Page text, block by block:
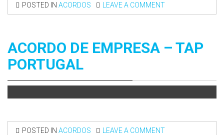
POSTED IN ACORDOS LEAVE A COMMENT
ACORDO DE EMPRESA – TAP
PORTUGAL
POSTED IN ACORDOS LEAVE A COMMENT